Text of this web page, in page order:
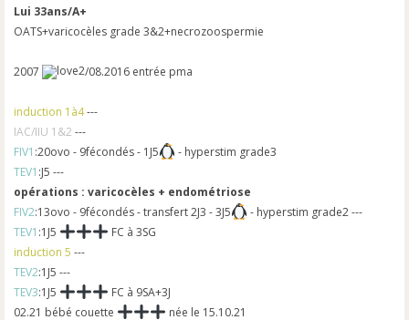
Lui 33ans/A+
OATS+varicocèles grade 3&2+necrozoospermie
2007 /08.2016 entrée pma
induction 1à4---
IAC/IIU 1&2 ---
FIV1 :20ovo - 9fécondés - 1J5
- hyperstim grade3
TEV1 :J5 ---
opérations : varicocèles + endométriose
FIV2:13ovo - 9fécondés - transfert 2J3 - 3J5
- hyperstim grade2 ---
TEV1 :1J5
FC à 3SG
induction 5 ---
TEV2:1J5 ---
TEV3:1J5
FC à 9SA+3J
02.21 bébé couette
née le 15.10.21